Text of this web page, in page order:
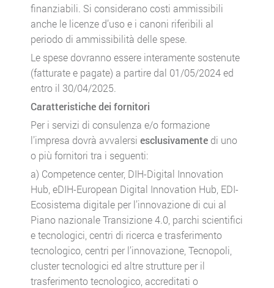
finanziabili. Si considerano costi ammissibili
anche le licenze d’uso e i canoni riferibili al
periodo di ammissibilità delle spese.
Le spese dovranno essere interamente sostenute
(fatturate e pagate) a partire dal 01/05/2024 ed
entro il 30/04/2025.
Caratteristiche dei fornitori
Per i servizi di consulenza e/o formazione
l’impresa dovrà avvalersi esclusivamente di uno
o più fornitori tra i seguenti:
a) Competence center, DIH-Digital Innovation
Hub, eDIH-European Digital Innovation Hub, EDI-
Ecosistema digitale per l’innovazione di cui al
Piano nazionale Transizione 4.0, parchi scientifici
e tecnologici, centri di ricerca e trasferimento
tecnologico, centri per l’innovazione, Tecnopoli,
cluster tecnologici ed altre strutture per il
trasferimento tecnologico, accreditati o